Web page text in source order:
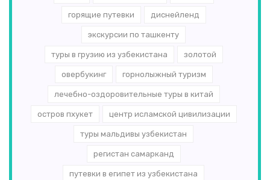
горящие путевки диснейленд
экскурсии по ташкенту
туры в грузию из узбекистана золотой
овербукинг горнолыжный туризм
лечебно-оздоровительные туры в китай
остров пхукет центр исламской цивилизации
туры мальдивы узбекистан
регистан самарканд
путевки в египет из узбекистана